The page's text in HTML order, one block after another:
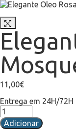
11,00€
Entrega em 24H/72H
Adicionar